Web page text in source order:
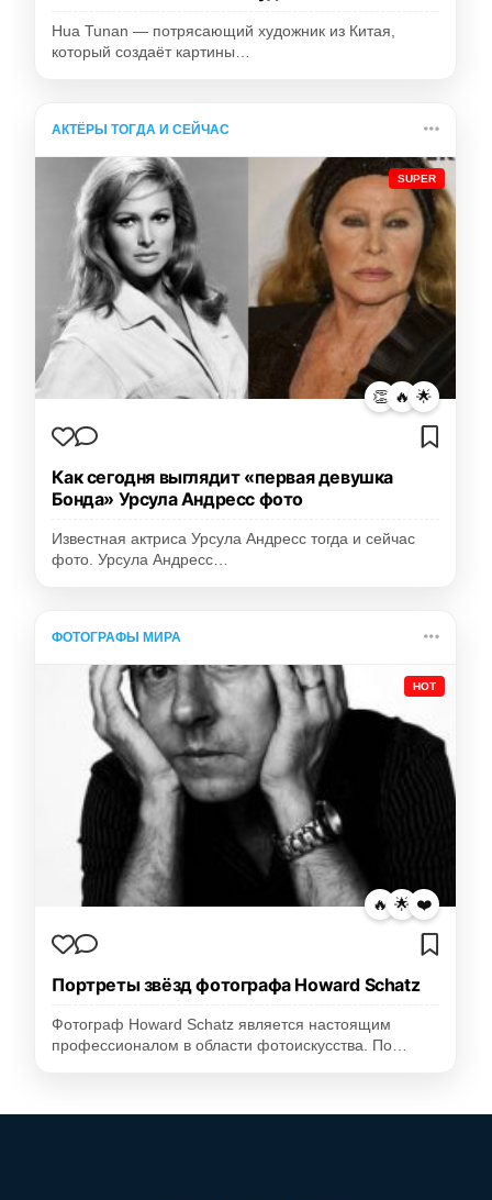
Hua Tunan — потрясающий художник из Китая,
который создаёт картины…
АКТЁРЫ ТОГДА И СЕЙЧАС
SUPER
👏 🔥 🌟
Как сегодня выглядит «первая девушка
Бонда» Урсула Андресс фото
Известная актриса Урсула Андресс тогда и сейчас
фото. Урсула Андресс…
ФОТОГРАФЫ МИРА
HOT
🔥 🌟 ❤️
Портреты звёзд фотографа Howard Schatz
Фотограф Howard Schatz является настоящим
профессионалом в области фотоискусства. По…